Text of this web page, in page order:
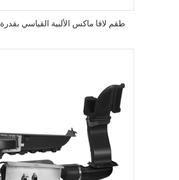
طقم لافا ماكس الألبية القياسي بقدرة ٥ كيلوواط